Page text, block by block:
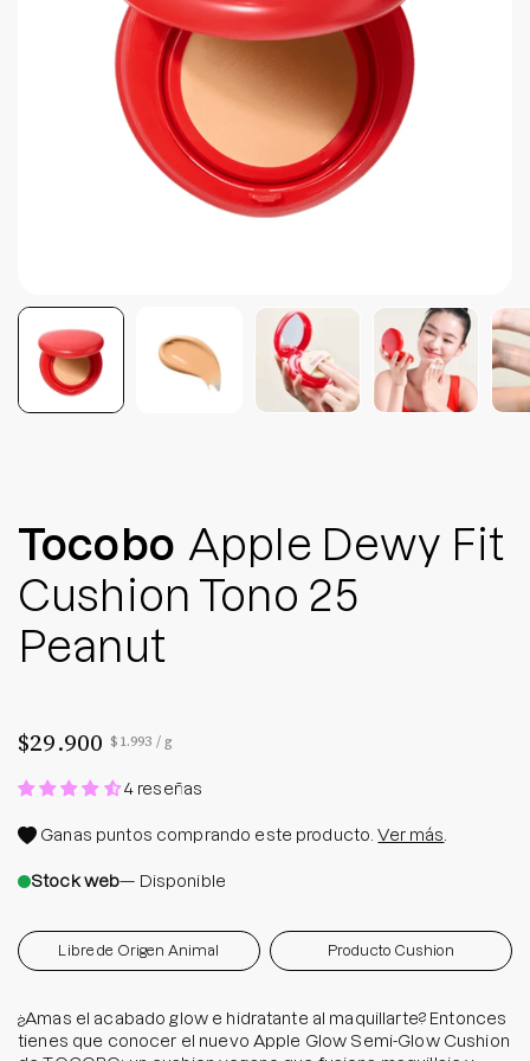
Protector Solar en Barra No.1
Parche para granitos
Rastrear mi Pedido
Parches para granitos internos
Parches para manchitas pos acné
Tocobo Apple Dewy Fit
Cushion Tono 25
Peanut
$29.900 Precio por unidad
$1.993 /por
g
4 reseñas
Ganas puntos comprando este producto.Ver más
Stock web— Disponible
Libre de Origen Animal Producto Cushion
¿Amas el acabado glow e hidratante al maquillarte? Entonces
tienes que conocer el nuevo Apple Glow Semi-Glow Cushion